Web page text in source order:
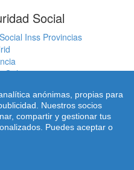
Social
Inss Provincias
Galicia
Somos
Cookies
anónimas, propias para
Nuestros socios
compartir y gestionar tus
Puedes aceptar o